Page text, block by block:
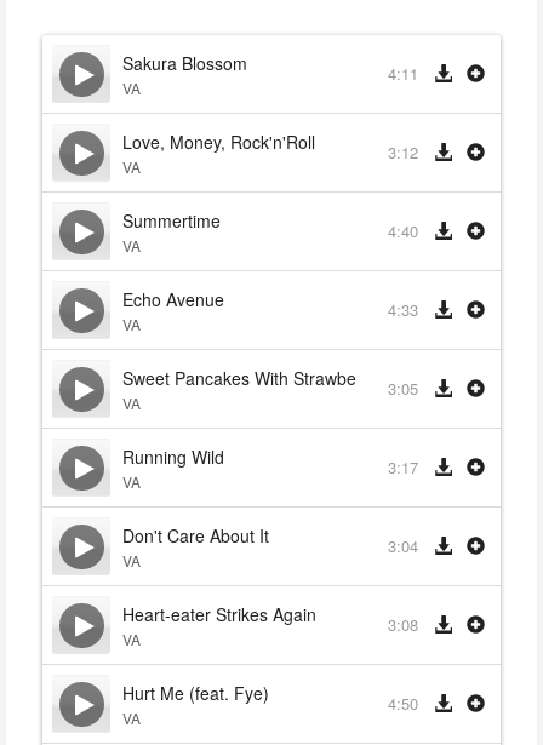
Sakura Blossom
VA
4:11
Love, Money, Rock'n'Roll
VA
3:12
Summertime
VA
4:40
Echo Avenue
VA
4:33
Sweet Pancakes With Strawberry Jam
VA
3:05
Running Wild
VA
3:17
Don't Care About It
VA
3:04
Heart-eater Strikes Again
VA
3:08
Hurt Me (feat. Fye)
VA
4:50